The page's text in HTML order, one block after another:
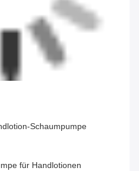
Schaumpumpe
für Handlotionen